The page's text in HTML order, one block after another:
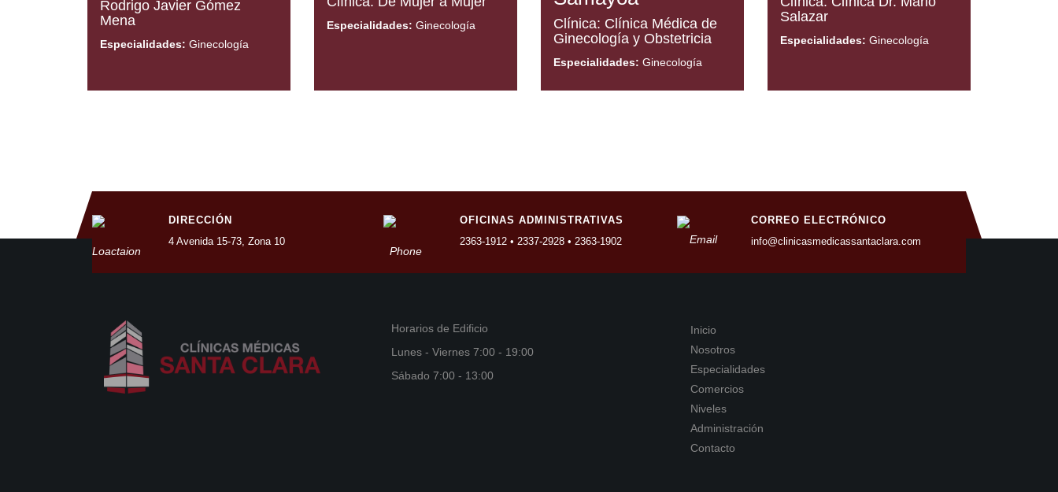
Rodrigo Javier Gómez
Mena
Especialidades: Ginecología
Especialidades: Ginecología
Clínica: Clínica Médica de
Ginecología y Obstetricia
Especialidades: Ginecología
Salazar
Especialidades: Ginecología
DIRECCIÓN
4 Avenida 15-73, Zona 10
OFICINAS ADMINISTRATIVAS
2363-1912 • 2337-2928 • 2363-1902
CORREO ELECTRÓNICO
info@clinicasmedicassantaclara.com
Horarios de Edificio
Lunes - Viernes 7:00 - 19:00
Sábado 7:00 - 13:00
Inicio
Nosotros
Especialidades
Comercios
Niveles
Administración
Contacto